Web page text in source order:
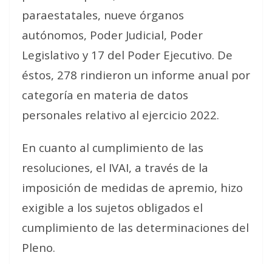
paraestatales, nueve órganos
autónomos, Poder Judicial, Poder
Legislativo y 17 del Poder Ejecutivo. De
éstos, 278 rindieron un informe anual por
categoría en materia de datos
personales relativo al ejercicio 2022.
En cuanto al cumplimiento de las
resoluciones, el IVAI, a través de la
imposición de medidas de apremio, hizo
exigible a los sujetos obligados el
cumplimiento de las determinaciones del
Pleno.